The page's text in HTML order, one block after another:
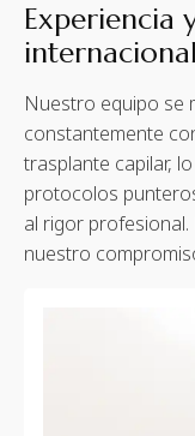
Experiencia
internacional
Nuestro equipo se
constantemente
trasplante capilar,
protocolos
al rigor
nuestro